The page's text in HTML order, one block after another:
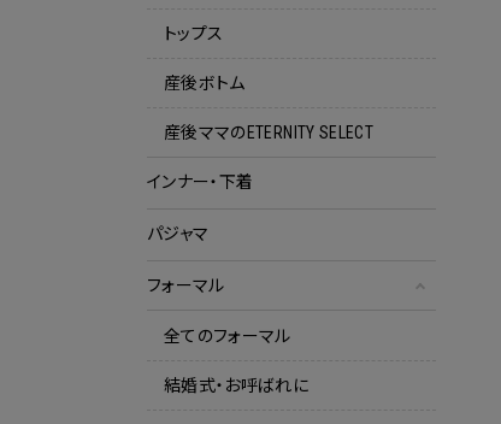
トップス
産後ボトム
産後ママのETERNITY SELECT
インナー・下着
パジャマ
フォーマル
全てのフォーマル
結婚式・お呼ばれに